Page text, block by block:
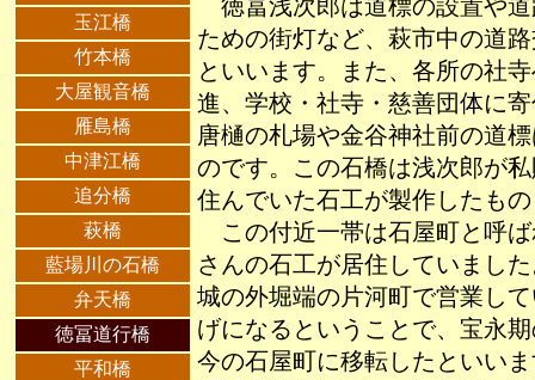
玉江橋
竹本橋
大屋観音橋
雁島橋
中津江橋
追分橋
萩橋
藍場川の石橋
弁天橋
徳冨道行橋
平和橋
徳冨浅次郎は道標の設置や
ための街灯など、萩市中の道
といいます。また、各所の社
進、学校・社寺・慈善団体に
唐樋の札場や金谷神社前の道
のです。この石橋は浅次郎が
住んでいた石工が製作したも
この付近一帯は石屋町と呼
さんの石工が居住していまし
城の外堀端の片河町で営業し
げになるということで、宝永
今の石屋町に移転したといい